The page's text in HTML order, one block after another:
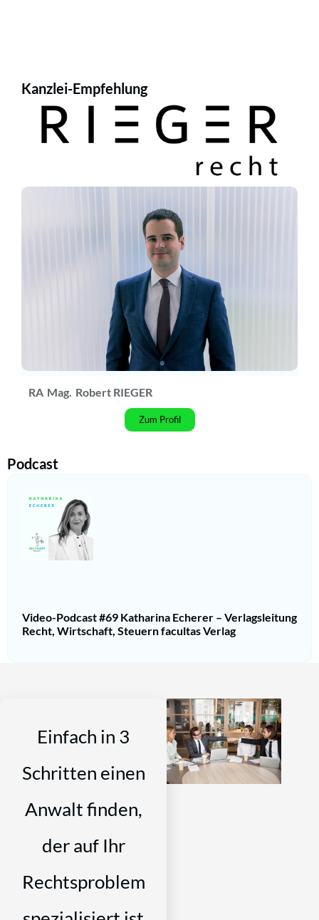
Kanzlei-Empfehlung
RA Mag. Robert RIEGER
Zum Profil
Podcast
Video-Podcast #69 Katharina Echerer – Verlagsleitung
Recht, Wirtschaft, Steuern facultas Verlag
Einfach in 3
Schritten einen
Anwalt finden,
der auf Ihr
Rechtsproblem